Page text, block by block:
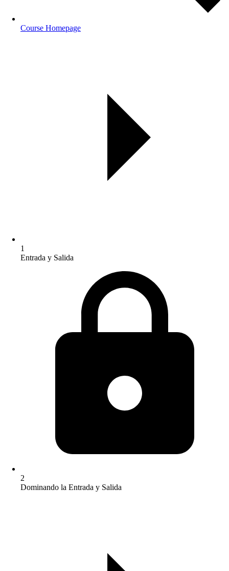
Course Homepage
1
Entrada y Salida
2
Dominando la Entrada y Salida